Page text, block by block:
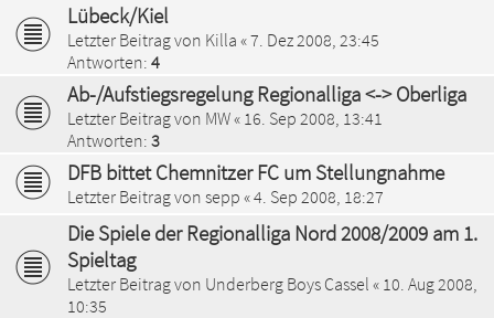
Lübeck/Kiel
Letzter Beitrag von Killa «7. Dez 2008, 23:45
Antworten: 4
Ab-/Aufstiegsregelung Regionalliga <-> Oberliga
Letzter Beitrag von MW« 16. Sep 2008, 13:41
Antworten: 3
DFB bittet Chemnitzer FC um Stellungnahme
Letzter Beitrag von sepp «4. Sep 2008, 18:27
Die Spiele der Regionalliga Nord 2008/2009 am 1.
Spieltag
Letzter Beitrag von Underberg Boys Cassel « 10. Aug 2008,
10:35